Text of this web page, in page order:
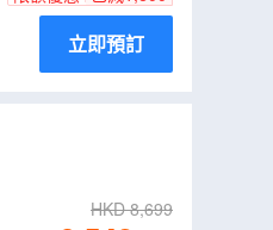
立即預訂
HKD8,699